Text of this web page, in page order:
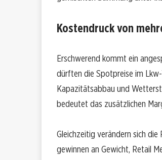
Kostendruck von
Erschwerend kommt ein
dürften die Spotpreise im
Kapazitätsabbau und
bedeutet das zusätzlichen
Gleichzeitig verändern sich
gewinnen an Gewicht, Retail